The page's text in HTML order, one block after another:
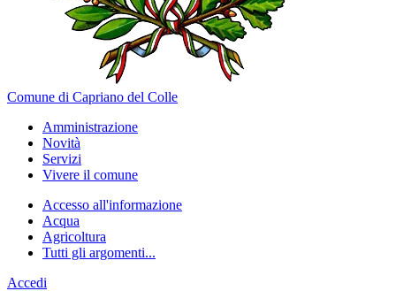
Comune di Capriano del Colle
Amministrazione
Novità
Servizi
Vivere il comune
Accesso all'informazione
Acqua
Agricoltura
Tutti gli argomenti...
Accedi